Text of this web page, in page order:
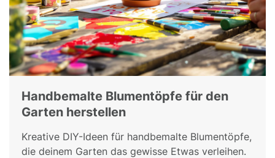
Handbemalte Blumentöpfe für den
Garten herstellen
Kreative DIY-Ideen für handbemalte Blumentöpfe,
die deinem Garten das gewisse Etwas verleihen.